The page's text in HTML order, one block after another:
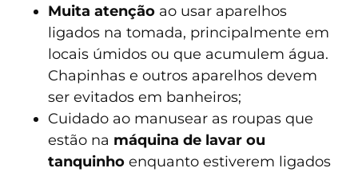
Muita atenção ao usar aparelhos
ligados na tomada, principalmente em
locais úmidos ou que acumulem água.
Chapinhas e outros aparelhos devem
ser evitados em banheiros;
Cuidado ao manusear as roupas que
estão na máquina de lavar ou
tanquinho enquanto estiverem ligados